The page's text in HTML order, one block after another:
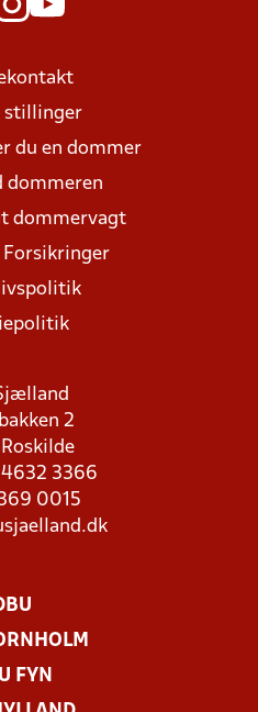
stillinger
du en dommer
dommeren
dommervagt
2
4632 3366
0015
FYN